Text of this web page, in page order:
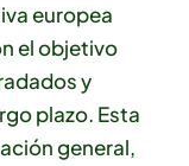
europea
el objetivo
y
plazo. Esta
general,